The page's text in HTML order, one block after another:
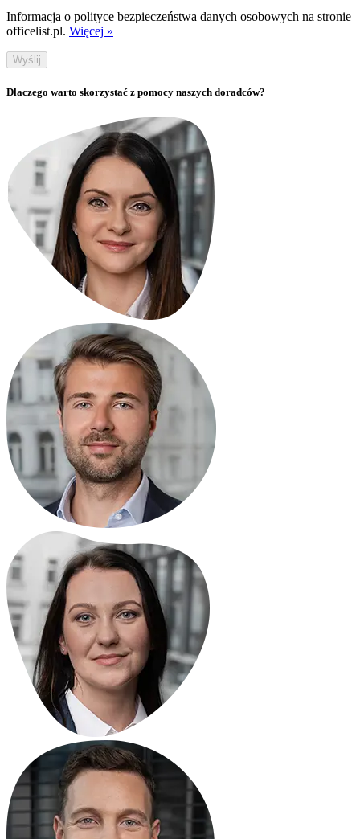
Informacja o polityce bezpieczeństwa danych osobowych na stronie
officelist.pl. Więcej »
Wyślij
Dlaczego warto skorzystać z pomocy naszych doradców?